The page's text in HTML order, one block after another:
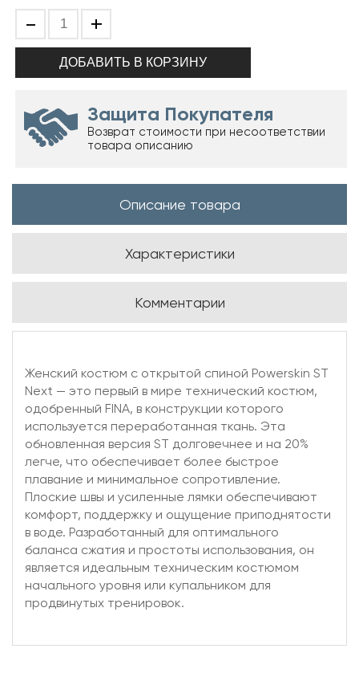
- +
Защита Покупателя
Возврат стоимости при несоответствии
товара описанию
Описание товара
Характеристики
Комментарии
Женский костюм с открытой спиной Powerskin ST
Next — это первый в мире технический костюм,
одобренный FINA, в конструкции которого
используется переработанная ткань. Эта
обновленная версия ST долговечнее и на 20%
легче, что обеспечивает более быстрое
плавание и минимальное сопротивление.
Плоские швы и усиленные лямки обеспечивают
комфорт, поддержку и ощущение приподнятости
в воде. Разработанный для оптимального
баланса сжатия и простоты использования, он
является идеальным техническим костюмом
начального уровня или купальником для
продвинутых тренировок.